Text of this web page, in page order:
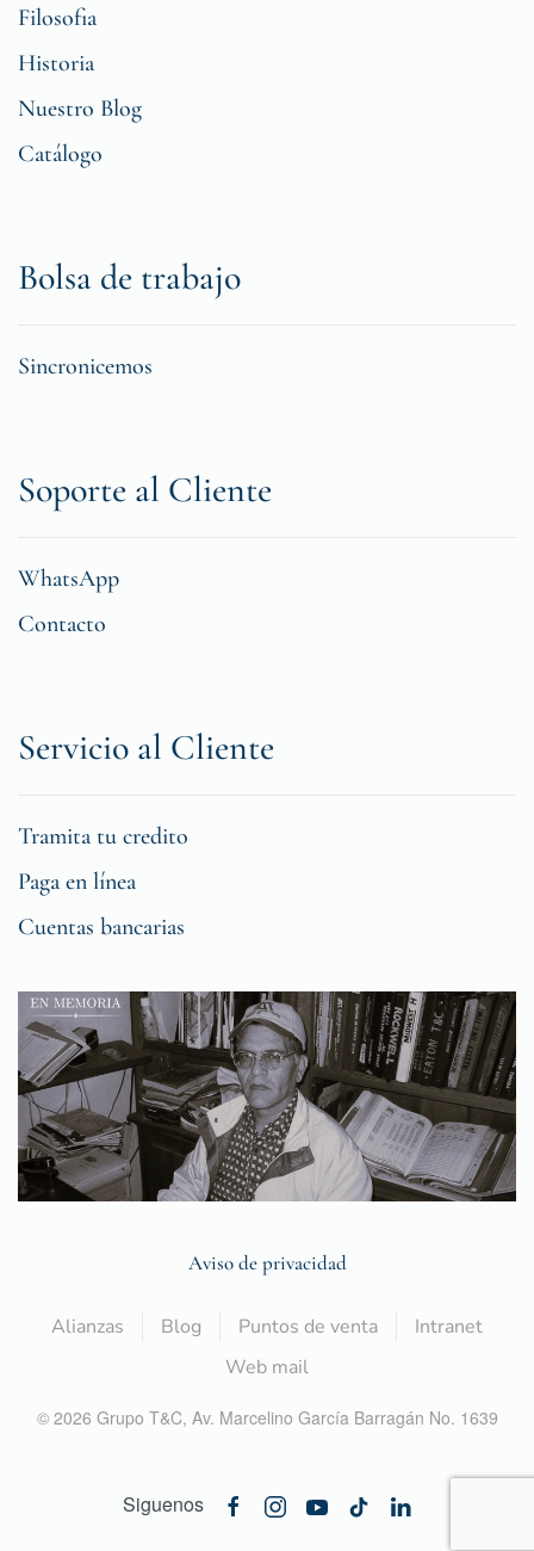
Filosofia
Historia
Nuestro Blog
Catálogo
Bolsa de trabajo
Sincronicemos
Soporte al Cliente
WhatsApp
Contacto
Servicio al Cliente
Tramita tu credito
Paga en línea
Cuentas bancarias
Aviso de privacidad
Alianzas Blog Puntos de venta
Intranet
Web mail
© 2026 Grupo T&C, Av. Marcelino García Barragán No. 1639
Siguenos